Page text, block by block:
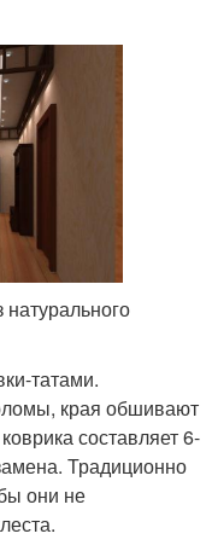
татами.
края обшивают
составляет 6-
Традиционно
они не